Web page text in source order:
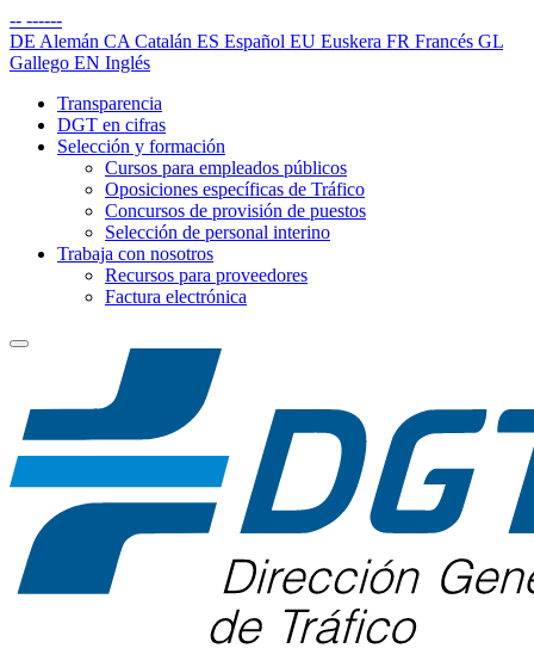
-- ------
DE Alemán CA Catalán ES Español EU Euskera FR Francés GL
Gallego EN Inglés
Transparencia
DGT en cifras
Selección y formación
Cursos para empleados públicos
Oposiciones específicas de Tráfico
Concursos de provisión de puestos
Selección de personal interino
Trabaja con nosotros
Recursos para proveedores
Factura electrónica